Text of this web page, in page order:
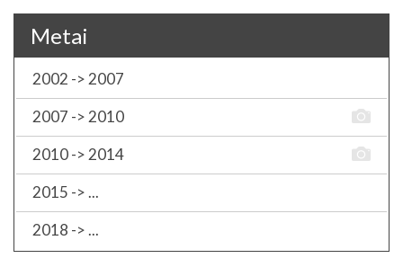
Metai
2002 -> 2007
2007 -> 2010
2010 -> 2014
2015 -> ...
2018 -> ...